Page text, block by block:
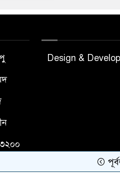
Design &